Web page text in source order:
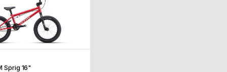
Sprig 16"